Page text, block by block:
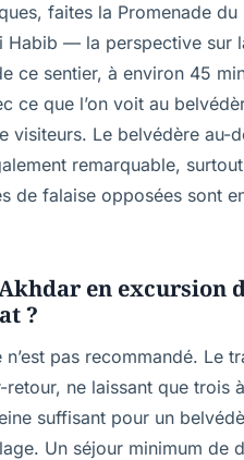
faites la Promenade du
Habib — la perspective sur
ce sentier, à environ 45
ce que l’on voit au
visiteurs. Le belvédère au-
remarquable,
de falaise opposées sont
en excursion
?
pas recommandé. Le
ne laissant que trois
suffisant pour un
Un séjour minimum de